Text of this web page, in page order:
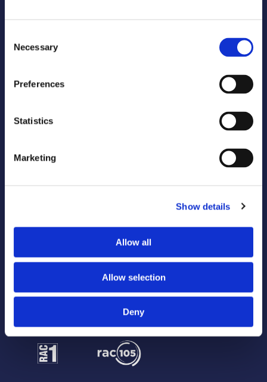
Selection
Necessary
Preferences
Statistics
Marketing
Show details
Allow all
Allow selection
Deny
Official Suppliers